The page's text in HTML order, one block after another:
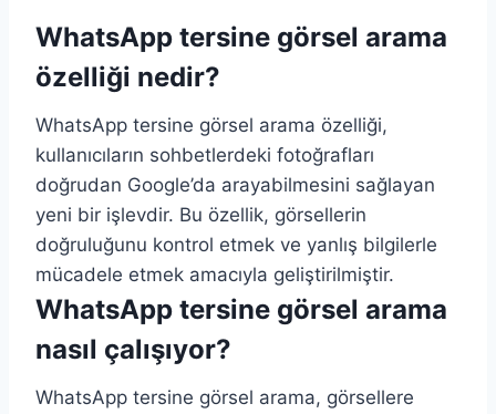
WhatsApp tersine görsel arama
özelliği nedir?
WhatsApp tersine görsel arama özelliği,
kullanıcıların sohbetlerdeki fotoğrafları
doğrudan Google’da arayabilmesini sağlayan
yeni bir işlevdir. Bu özellik, görsellerin
doğruluğunu kontrol etmek ve yanlış bilgilerle
mücadele etmek amacıyla geliştirilmiştir.
WhatsApp tersine görsel arama
nasıl çalışıyor?
WhatsApp tersine görsel arama, görsellere